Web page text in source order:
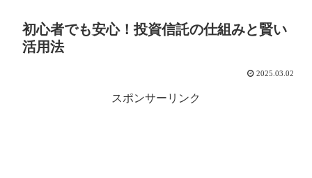
初心者でも安心！投資信託の仕組みと賢い
活用法
2025.03.02
スポンサーリンク